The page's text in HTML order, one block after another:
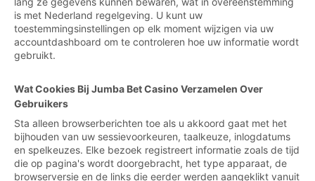
is met Nederland regelgeving. U kunt uw
toestemmingsinstellingen op elk moment wijzigen via uw
accountdashboard om te controleren hoe uw informatie wordt
gebruikt.
Wat Cookies Bij Jumba Bet Casino Verzamelen Over
Gebruikers
Sta alleen browserberichten toe als u akkoord gaat met het
bijhouden van uw sessievoorkeuren, taalkeuze, inlogdatums
en spelkeuzes. Elke bezoek registreert informatie zoals de tijd
die op pagina's wordt doorgebracht, het type apparaat, de
browserversie en de links die eerder werden aangeklikt vanuit